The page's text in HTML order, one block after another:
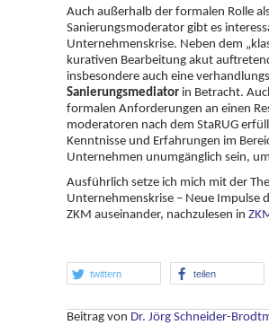
Auch außerhalb der formalen Rolle
Sanierungsmoderator gibt es
Unternehmenskrise. Neben dem
kurativen Bearbeitung akut
insbesondere auch eine
Sanierungsmediator in Betracht.
formalen Anforderungen an einen
moderatoren nach dem StaRUG
Kenntnisse und Erfahrungen im
Unternehmen unumgänglich sein,
Ausführlich setze ich mich mit der
Unternehmenskrise – Neue Impulse
ZKM auseinander, nachzulesen in
twittern teilen
Beitrag von Dr. Jörg Schneider-